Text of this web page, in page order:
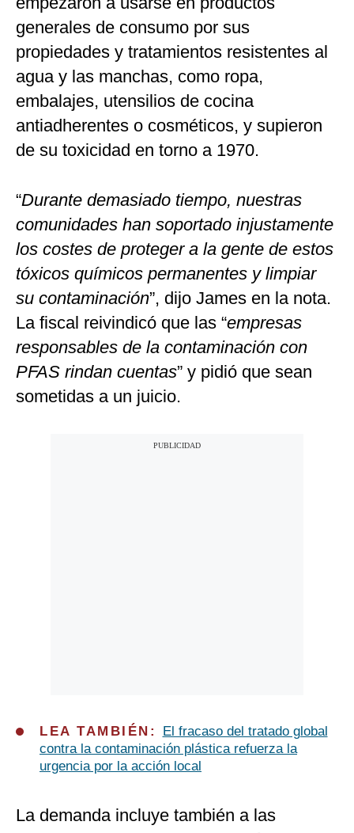
generales de consumo por sus
propiedades y tratamientos resistentes al
agua y las manchas, como ropa,
embalajes, utensilios de cocina
antiadherentes o cosméticos, y supieron
de su toxicidad en torno a 1970.
“Durante demasiado tiempo, nuestras
comunidades han soportado injustamente
los costes de proteger a la gente de estos
tóxicos químicos permanentes y limpiar
su contaminación”, dijo James en la nota.
La fiscal reivindicó que las “empresas
responsables de la contaminación con
PFAS rindan cuentas” y pidió que sean
sometidas a un juicio.
LEA TAMBIÉN:
El fracaso del tratado global
contra la contaminación plástica refuerza la
urgencia por la acción local
La demanda incluye también a las